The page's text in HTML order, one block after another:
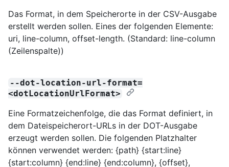
Das Format, in dem Speicherorte in der CSV-Ausgabe
erstellt werden sollen. Eines der folgenden Elemente:
uri, line-column, offset-length. (Standard: line-column
(Zeilenspalte))
--dot-location-url-format=
<dotLocationUrlFormat>
Eine Formatzeichenfolge, die das Format definiert, in
dem Dateispeicherort-URLs in der DOT-Ausgabe
erzeugt werden sollen. Die folgenden Platzhalter
können verwendet werden: {path} {start:line}
{start:column} {end:line} {end:column}, {offset},